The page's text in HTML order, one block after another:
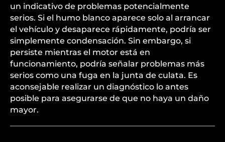
un indicativo de problemas potencialmente
serios. Si el humo blanco aparece solo al arrancar
el vehículo y desaparece rápidamente, podría ser
simplemente condensación. Sin embargo, si
persiste mientras el motor está en
funcionamiento, podría señalar problemas más
serios como una fuga en la junta de culata. Es
aconsejable realizar un diagnóstico lo antes
posible para asegurarse de que no haya un daño
mayor.